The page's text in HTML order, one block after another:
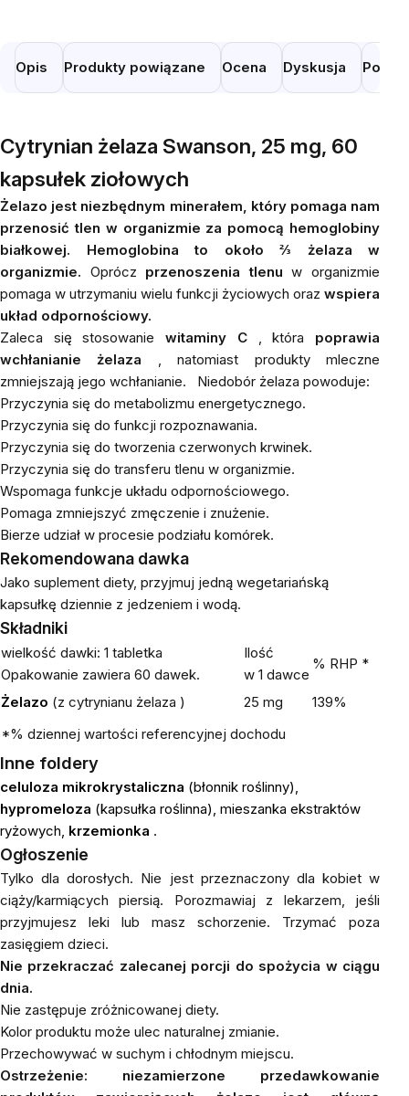
Opis Produkty powiązane Ocena Dyskusja
Cytrynian żelaza Swanson, 25 mg, 60
kapsułek ziołowych
Żelazo jest niezbędnym minerałem, który pomaga nam
przenosić tlen w organizmie za pomocą hemoglobiny
białkowej. Hemoglobina to około ⅔ żelaza w
organizmie. Oprócz przenoszenia tlenu w organizmie
pomaga w utrzymaniu wielu funkcji życiowych oraz wspiera
układ odpornościowy.
Zaleca się stosowaniewitaminy C, która poprawia
wchłanianie żelaza , natomiast produkty mleczne
zmniejszają jego wchłanianie.
Niedobór żelaza powoduje:
Przyczynia się do metabolizmu energetycznego.
Przyczynia się do funkcji rozpoznawania.
Przyczynia się do tworzenia czerwonych krwinek.
Przyczynia się do transferu tlenu w organizmie.
Wspomaga funkcje układu odpornościowego.
Pomaga zmniejszyć zmęczenie i znużenie.
Bierze udział w procesie podziału komórek.
Rekomendowana dawka
Jako suplement diety, przyjmuj jedną wegetariańską
kapsułkę dziennie z jedzeniem i wodą.
Składniki
wielkość dawki: 1 tabletka
Opakowanie zawiera 60 dawek.
Ilość
w 1 dawce
% RHP *
Żelazo (z cytrynianu żelaza ) 25 mg
139%
*% dziennej wartości referencyjnej dochodu
Inne foldery
celuloza mikrokrystaliczna (błonnik roślinny),
hypromeloza (kapsułka roślinna), mieszanka ekstraktów
ryżowych, krzemionka .
Ogłoszenie
Tylko dla dorosłych. Nie jest przeznaczony dla kobiet w
ciąży/karmiących piersią. Porozmawiaj z lekarzem, jeśli
przyjmujesz leki lub masz schorzenie. Trzymać poza
zasięgiem dzieci.
Nie przekraczać zalecanej porcji do spożycia w ciągu
dnia.
Nie zastępuje zróżnicowanej diety.
Kolor produktu może ulec naturalnej zmianie.
Przechowywać w suchym i chłodnym miejscu.
Ostrzeżenie: niezamierzone przedawkowanie